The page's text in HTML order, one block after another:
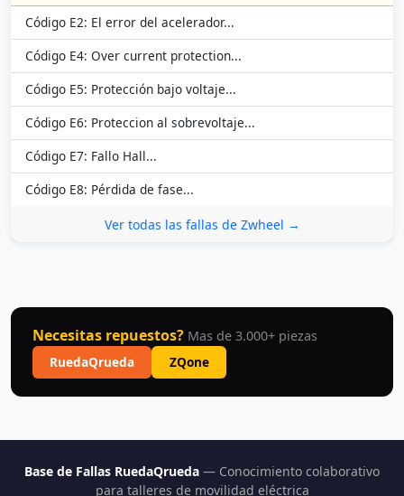
Código E2: El error del acelerador...
Código E4: Over current protection...
Código E5: Protección bajo voltaje...
Código E6: Proteccion al sobrevoltaje...
Código E7: Fallo Hall...
Código E8: Pérdida de fase...
Ver todas las fallas de Zwheel →
Necesitas repuestos? Mas de 3.000+ piezas
RuedaQrueda
ZQone
Base de Fallas RuedaQrueda — Conocimiento colaborativo
para talleres de movilidad eléctrica